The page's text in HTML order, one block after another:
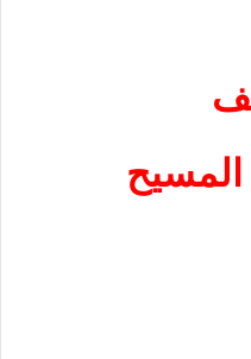
المسيح